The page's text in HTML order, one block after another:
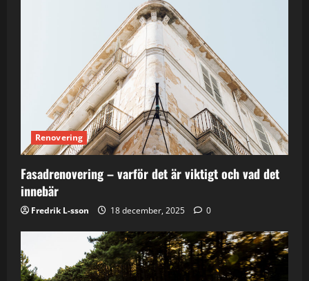
Renovering
Fasadrenovering – varför det är viktigt och vad det
innebär
Fredrik L-sson 18 december, 2025 0